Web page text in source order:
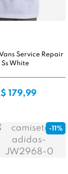
Service Repair
Ss White
179,99
-11%